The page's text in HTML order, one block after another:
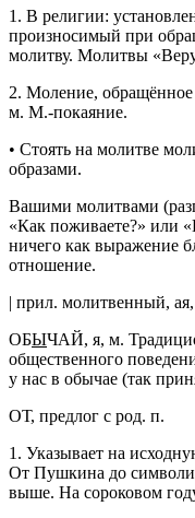
1. В религии:
произносимый при
молитву. Молитвы
2. Моление, обращённое
м. М.-покаяние.
• Стоять на молитве
образами.
Вашими молитвами (
«Как поживаете?» или
ничего как выражение
отношение.
| прил. молитвенный,
ОБЫЧАЙ, я, м.
общественного
у нас в обычае (так
ОТ, предлог с род. п.
1. Указывает на
От Пушкина до
выше. На сороковом